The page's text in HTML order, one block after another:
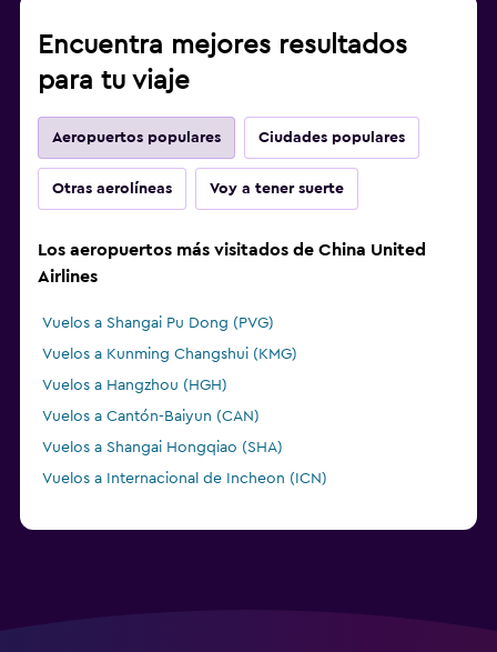
Encuentra mejores resultados
para tu viaje
Aeropuertos populares Ciudades populares
Otras aerolíneas Voy a tener suerte
Los aeropuertos más visitados de China United
Airlines
Vuelos a Shangai Pu Dong (PVG)
Vuelos a Kunming Changshui (KMG)
Vuelos a Hangzhou (HGH)
Vuelos a Cantón-Baiyun (CAN)
Vuelos a Shangai Hongqiao (SHA)
Vuelos a Internacional de Incheon (ICN)